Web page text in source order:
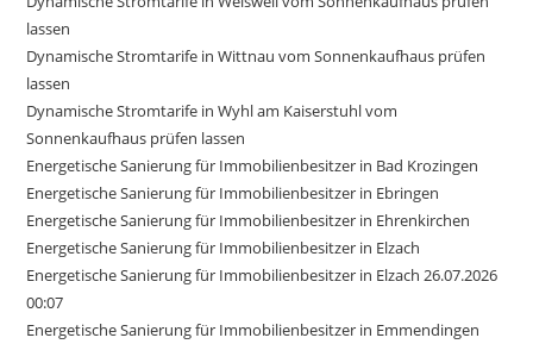
lassen
Dynamische Stromtarife in Wittnau vom Sonnenkaufhaus prüfen
lassen
Dynamische Stromtarife in Wyhl am Kaiserstuhl vom
Sonnenkaufhaus prüfen lassen
Energetische Sanierung für Immobilienbesitzer in Bad Krozingen
Energetische Sanierung für Immobilienbesitzer in Ebringen
Energetische Sanierung für Immobilienbesitzer in Ehrenkirchen
Energetische Sanierung für Immobilienbesitzer in Elzach
Energetische Sanierung für Immobilienbesitzer in Elzach 26.07.2026
00:07
Energetische Sanierung für Immobilienbesitzer in Emmendingen